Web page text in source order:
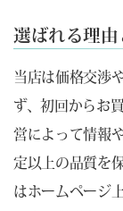
選ばれる理
当店は価格交渉
ず、初回からお
営によって情報
定以上の品質を
はホームページ